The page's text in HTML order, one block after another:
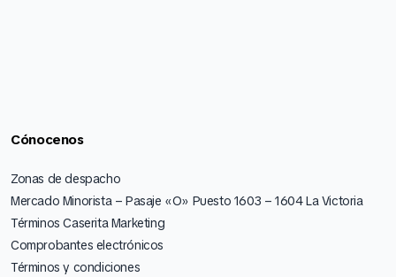
Cónocenos
Zonas de despacho
Mercado Minorista – Pasaje «O» Puesto 1603 – 1604 La Victoria
Términos Caserita Marketing
Comprobantes electrónicos
Términos y condiciones